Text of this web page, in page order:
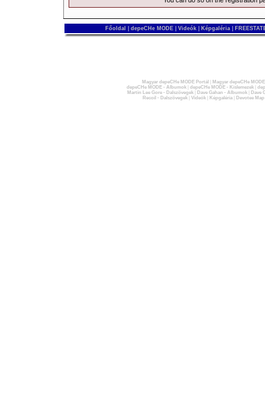
Főoldal depeCHe MODE Videók Képgaléria
Magyar depeCHe MODE Portál
Magyar depeCHe
depeCHe MODE - Albumok| depeCHe MODE - Kislemezek|
Martin Lee Gore - Dalszövegek| Dave Gahan - Albumok|
Dave
Recoil - Dalszövegek| Videók| Képgaléria| Devotee Map